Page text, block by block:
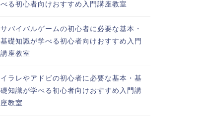
べる初心者向けおすすめ入門講座教室
サバイバルゲームの初心者に必要な基本・
基礎知識が学べる初心者向けおすすめ入門
講座教室
イラレやアドビの初心者に必要な基本・基
礎知識が学べる初心者向けおすすめ入門講
座教室